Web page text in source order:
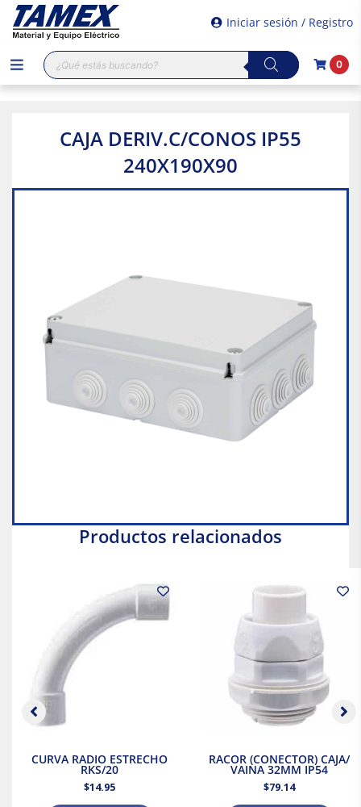
Iniciar sesión / Registro
Búsqueda
de
productos
0
CAJA DERIV.C/CONOS IP55
240X190X90
Productos relacionados
CURVA RADIO ESTRECHO
RKS/20
$14.95
RACOR (CONECTOR) CAJA/
VAINA 32MM IP54
$79.14